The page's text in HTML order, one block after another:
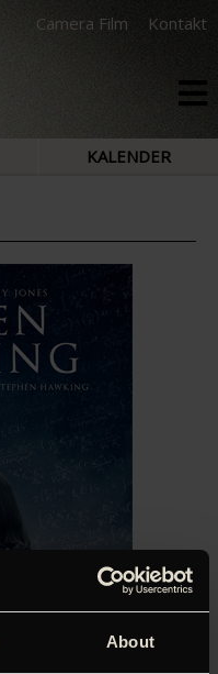
About
Camera Film Kontakt
KALENDER